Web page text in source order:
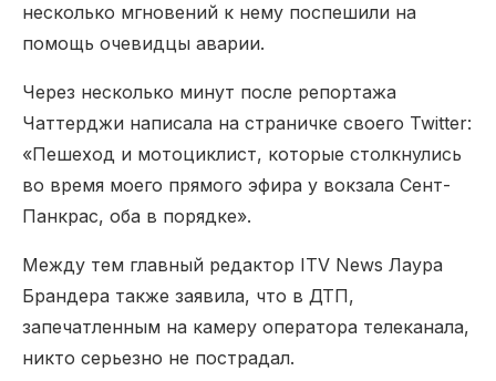
несколько мгновений к нему поспешили на
помощь очевидцы аварии.
Через несколько минут после репортажа
Чаттерджи написала на страничке своего Twitter:
«Пешеход и мотоциклист, которые столкнулись
во время моего прямого эфира у вокзала Сент-
Панкрас, оба в порядке».
Между тем главный редактор ITV News Лаура
Брандера также заявила, что в ДТП,
запечатленным на камеру оператора телеканала,
никто серьезно не пострадал.